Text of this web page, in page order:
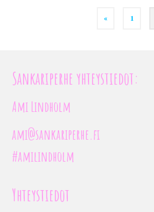
« 1
Sankariperhe yhteystiedot:
Ami Lindholm
ami@sankariperhe.fi
#amilindholm
Yhteystiedot